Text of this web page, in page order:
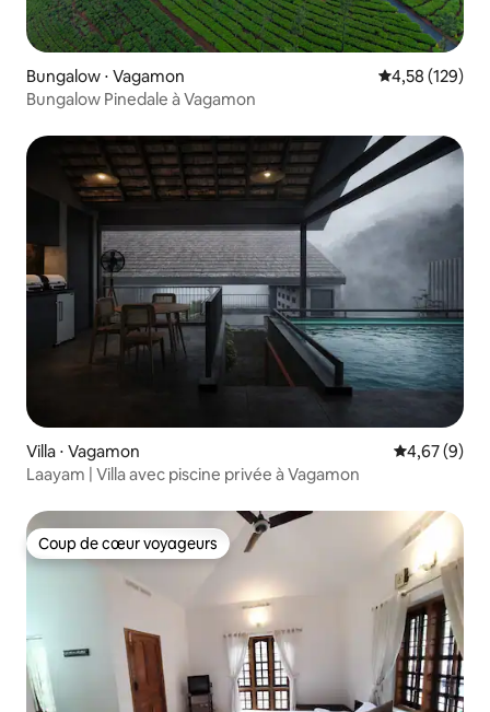
Bungalow ⋅ Vagamon Évaluation
4,58 (129)
Bungalow Pinedale à Vagamon
Villa ⋅ Vagamon Évaluation
4,67 (9)
Laayam | Villa avec piscine privée à Vagamon
Coup de cœur voyageurs
Coup de cœur voyageurs